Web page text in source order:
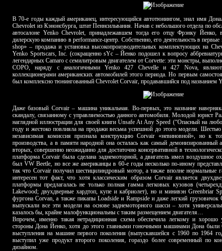
В 70-е годы каждый американец, интересующийся автотюнингом, знал имя
Chevrolet из Кэнонсбурга, штат Пеннсильвания. Начав с небольшого отдела по
автосалоне Yenko Chevrolet, принадлежавшем тогда его отцу Фрэнку
дилерскую компанию в performance-центр. Собственно, его деятельность в первые
shop» – продажа и установка высокопроизводительных комплектующих на
Yenko Sportscars, Inc. (сокращенно sYc – Йенко подошел к вопросу
легендарных Camaro с семилитровым двигателем от Corvette: эти монстры,
COPO, наряду с аналогичными Yenko 427 Chevelle и 427 Nova,
коллекционерами американских автомобилей этого периода. Но первым
был комплексно тюнингованный Chevrolet Corvair, продававшийся под названием
Даже базовый Corvair – машина уникальная. Во-первых, это название
скандалу, связанному с управляемостью данного автомобиля. Молодой юрист
наглядной иллюстрации для своей книги Unsafe At Any Speed (“Опасный на
году и жестоко повлияла на продажи весьма успешной до этого модели. Шестью
независимая комиссия признала конструкцию Corvair «невиновной», но
производства, а в памяти народной она осталась как самый
вторых, совершенно неожиданно для достаточно консервативной в
платформа Corvair была сделана заднемоторной, а двигатель имел воздушное
был VW Beetle, но все же американцы в 60-е годы несколько по-иному
так что Corvair получил шестицилиндровый мотор, а также вполне нормальные
интересен тот факт, что хотя классическим образом Corvair является
платформы предлагалась не только полная гамма легковых кузовов
Lakewood; двухдверные хардтоп, купе и кабриолет), но и минивэн Greenbriar
фургона Corvan, а также пикапы Loadside и Rampside и даже легкий
выпускали все эти модели на основе заднемоторного шасси – хотя
казалось бы, крайне малофункциональны с таким размещением двигателя…
Впрочем, именно такая нетрадиционная схема обеспечила легкому и
стороны Дона Йенко, хотя до этого главными гоночными машинами Дона
выступления на машине первого поколения (выпускавшейся с 1960 по 1964
выступил уже продукт второго поколения, гораздо более современный по
дизайном.